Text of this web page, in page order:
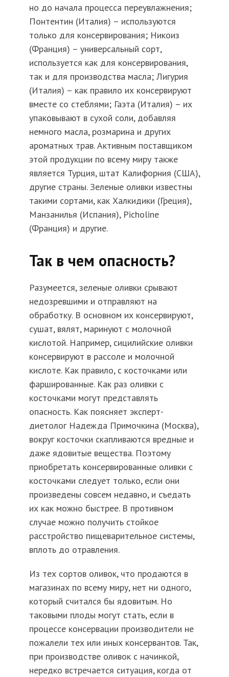
но до начала процесса переувлажнения;
Понтентин (Италия) – используются
только для консервирования; Никоиз
(Франция) – универсальный сорт,
используется как для консервирования,
так и для производства масла; Лигурия
(Италия) – как правило их консервируют
вместе со стеблями; Гаэта (Италия) – их
упаковывают в сухой соли, добавляя
немного масла, розмарина и других
ароматных трав. Активным поставщиком
этой продукции по всему миру также
является Турция, штат Калифорния (США),
другие страны. Зеленые оливки известны
такими сортами, как Халкидики (Греция),
Манзанилья (Испания), Picholine
(Франция) и другие.
Так в чем опасность?
Разумеется, зеленые оливки срывают
недозревшими и отправляют на
обработку. В основном их консервируют,
сушат, вялят, маринуют с молочной
кислотой. Например, сицилийские оливки
консервируют в рассоле и молочной
кислоте. Как правило, с косточками или
фаршированные. Как раз оливки с
косточками могут представлять
опасность. Как поясняет эксперт-
диетолог Надежда Примочкина (Москва),
вокруг косточки скапливаются вредные и
даже ядовитые вещества. Поэтому
приобретать консервированные оливки с
косточками следует только, если они
произведены совсем недавно, и съедать
их как можно быстрее. В противном
случае можно получить стойкое
расстройство пищеварительное системы,
вплоть до отравления.
Из тех сортов оливок, что продаются в
магазинах по всему миру, нет ни одного,
который считался бы ядовитым. Но
таковыми плоды могут стать, если в
процессе консервации производители не
пожалели тех или иных консервантов. Так,
при производстве оливок с начинкой,
нередко встречается ситуация, когда от